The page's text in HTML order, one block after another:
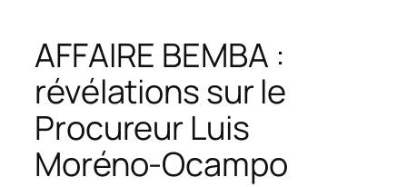
AFFAIRE BEMBA :
révélations sur le
Procureur Luis
Moréno-Ocampo